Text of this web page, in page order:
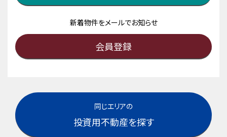
新着物件をメールでお知らせ
会員登録
同じエリアの
投資用不動産を探す